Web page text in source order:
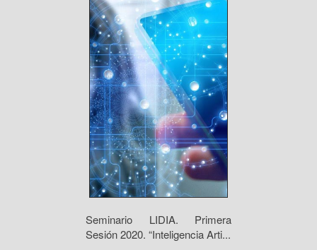
Seminario LIDIA. Primera
Sesión 2020. “Inteligencia Arti...